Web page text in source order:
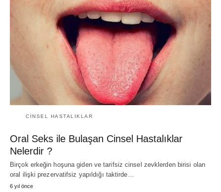
CINSEL HASTALIKLAR
Oral Seks ile Bulaşan Cinsel Hastalıklar
Nelerdir ?
Birçok erkeğin hoşuna giden ve tarifsiz cinsel zevklerden birisi olan
oral ilişki prezervatifsiz yapıldığı taktirde…
6 yıl önce